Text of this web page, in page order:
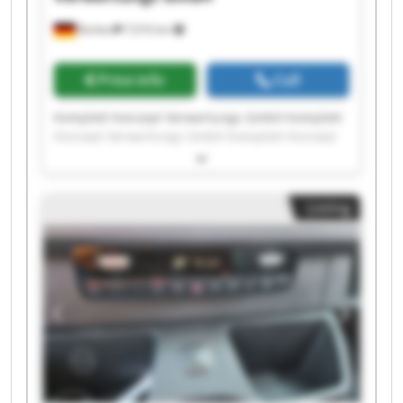
Borken 7,016 km
Price info Call
Komplett Konzept Verwertungs GmbH Komplett
Verwertungs GmbH Komplett Konzept
Verwertungs GmbH Komplett Konzept
Verwertungs GmbH Komplett Konzept
Verwertungs GmbH Komplett Konzept
Verwertungs GmbH Komplett Konzept
Verwertungs GmbH Komplett Konzept
Verwertungs GmbH Komplett Konzept
Verwertungs GmbH Komplett Konzept
Verwertungs GmbH Komplett Konzept
Verwertungs GmbH Komplett Konzept
Verwertungs GmbH Komplett Konzept
Listing